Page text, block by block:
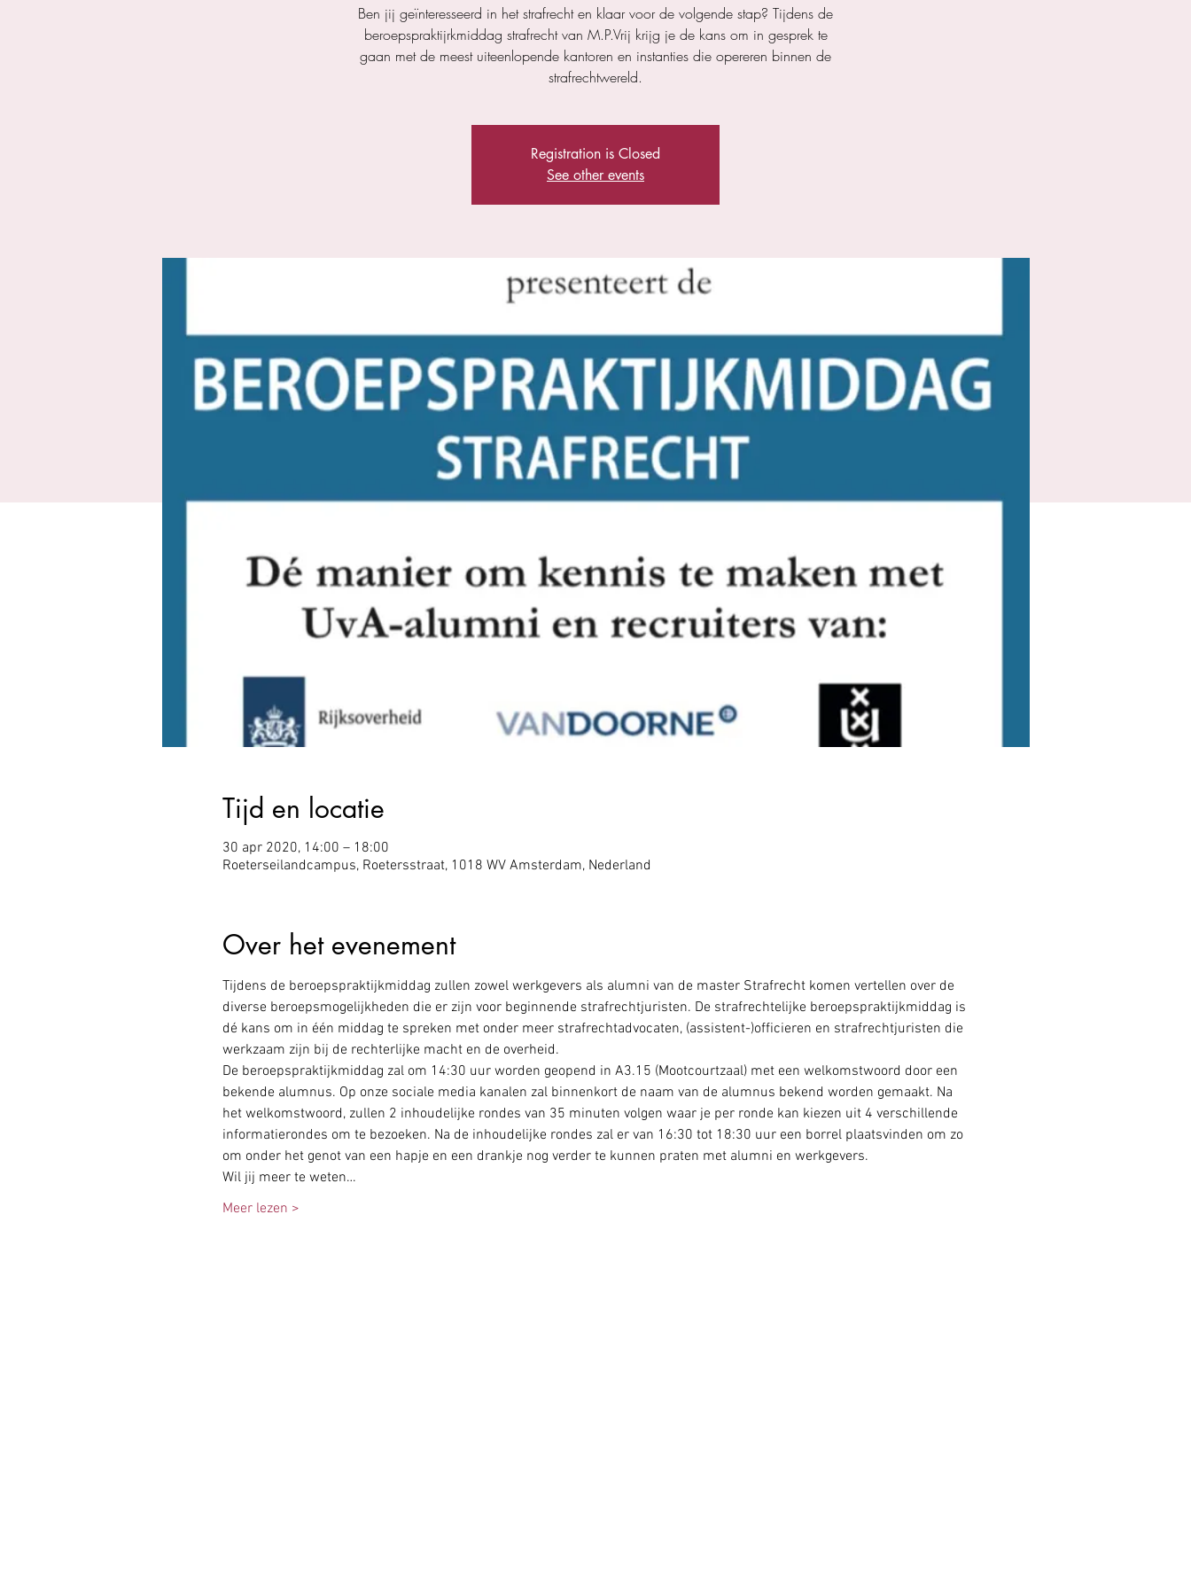
Ben jij geïnteresseerd in het strafrecht en klaar voor de volgende stap? Tijdens de
beroepspraktijrkmiddag strafrecht van M.P.Vrij krijg je de kans om in gesprek te
gaan met de meest uiteenlopende kantoren en instanties die opereren binnen de
strafrechtwereld.
Registration is Closed
See other events
Tijd en locatie
30 apr 2020, 14:00 – 18:00
Roeterseilandcampus, Roetersstraat, 1018 WV Amsterdam, Nederland
Over het evenement
Tijdens de beroepspraktijkmiddag zullen zowel werkgevers als alumni van de master Strafrecht komen vertellen over de
diverse beroepsmogelijkheden die er zijn voor beginnende strafrechtjuristen. De strafrechtelijke beroepspraktijkmiddag is
dé kans om in één middag te spreken met onder meer strafrechtadvocaten, (assistent-)officieren en strafrechtjuristen die
werkzaam zijn bij de rechterlijke macht en de overheid.
De beroepspraktijkmiddag zal om 14:30 uur worden geopend in A3.15 (Mootcourtzaal) met een welkomstwoord door een
bekende alumnus. Op onze sociale media kanalen zal binnenkort de naam van de alumnus bekend worden gemaakt. Na
het welkomstwoord, zullen 2 inhoudelijke rondes van 35 minuten volgen waar je per ronde kan kiezen uit 4 verschillende
informatierondes om te bezoeken. Na de inhoudelijke rondes zal er van 16:30 tot 18:30 uur een borrel plaatsvinden om zo
om onder het genot van een hapje en een drankje nog verder te kunnen praten met alumni en werkgevers.
Wil jij meer te weten…
Meer lezen >